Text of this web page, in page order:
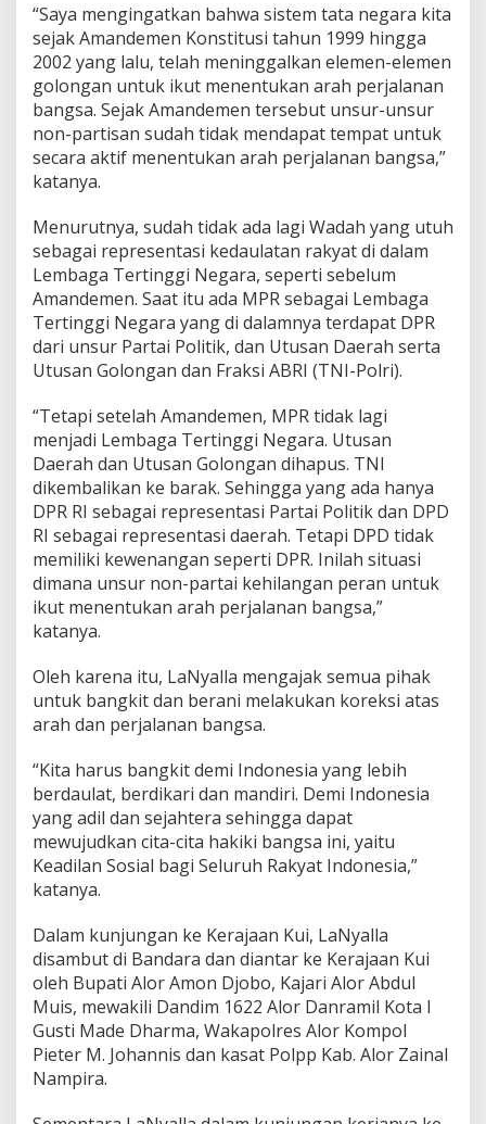
“Saya mengingatkan bahwa sistem tata negara kita
sejak Amandemen Konstitusi tahun 1999 hingga
2002 yang lalu, telah meninggalkan elemen-elemen
golongan untuk ikut menentukan arah perjalanan
bangsa. Sejak Amandemen tersebut unsur-unsur
non-partisan sudah tidak mendapat tempat untuk
secara aktif menentukan arah perjalanan bangsa,”
katanya.
Menurutnya, sudah tidak ada lagi Wadah yang utuh
sebagai representasi kedaulatan rakyat di dalam
Lembaga Tertinggi Negara, seperti sebelum
Amandemen. Saat itu ada MPR sebagai Lembaga
Tertinggi Negara yang di dalamnya terdapat DPR
dari unsur Partai Politik, dan Utusan Daerah serta
Utusan Golongan dan Fraksi ABRI (TNI-Polri).
“Tetapi setelah Amandemen, MPR tidak lagi
menjadi Lembaga Tertinggi Negara. Utusan
Daerah dan Utusan Golongan dihapus. TNI
dikembalikan ke barak. Sehingga yang ada hanya
DPR RI sebagai representasi Partai Politik dan DPD
RI sebagai representasi daerah. Tetapi DPD tidak
memiliki kewenangan seperti DPR. Inilah situasi
dimana unsur non-partai kehilangan peran untuk
ikut menentukan arah perjalanan bangsa,”
katanya.
Oleh karena itu, LaNyalla mengajak semua pihak
untuk bangkit dan berani melakukan koreksi atas
arah dan perjalanan bangsa.
“Kita harus bangkit demi Indonesia yang lebih
berdaulat, berdikari dan mandiri. Demi Indonesia
yang adil dan sejahtera sehingga dapat
mewujudkan cita-cita hakiki bangsa ini, yaitu
Keadilan Sosial bagi Seluruh Rakyat Indonesia,”
katanya.
Dalam kunjungan ke Kerajaan Kui, LaNyalla
disambut di Bandara dan diantar ke Kerajaan Kui
oleh Bupati Alor Amon Djobo, Kajari Alor Abdul
Muis, mewakili Dandim 1622 Alor Danramil Kota I
Gusti Made Dharma, Wakapolres Alor Kompol
Pieter M. Johannis dan kasat Polpp Kab. Alor Zainal
Nampira.